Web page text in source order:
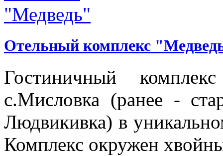
Отельный комплекс
Гостиничный
с.Мисловка (ранее -
Людвикивка) в
Комплекс окружен